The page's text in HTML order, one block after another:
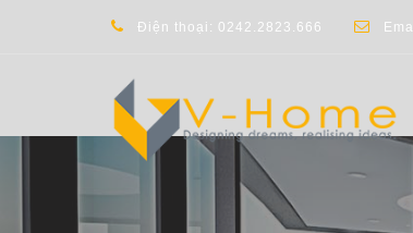
Điện thoại: 0242.2823.666